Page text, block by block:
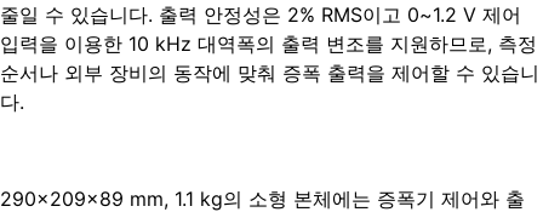
줄일 수 있습니다. 출력 안정성은 2% RMS이고 0~1.2 V 제어
입력을 이용한 10 kHz 대역폭의 출력 변조를 지원하므로, 측정
순서나 외부 장비의 동작에 맞춰 증폭 출력을 제어할 수 있습니
다.
290×209×89 mm, 1.1 kg의 소형 본체에는 증폭기 제어와 출